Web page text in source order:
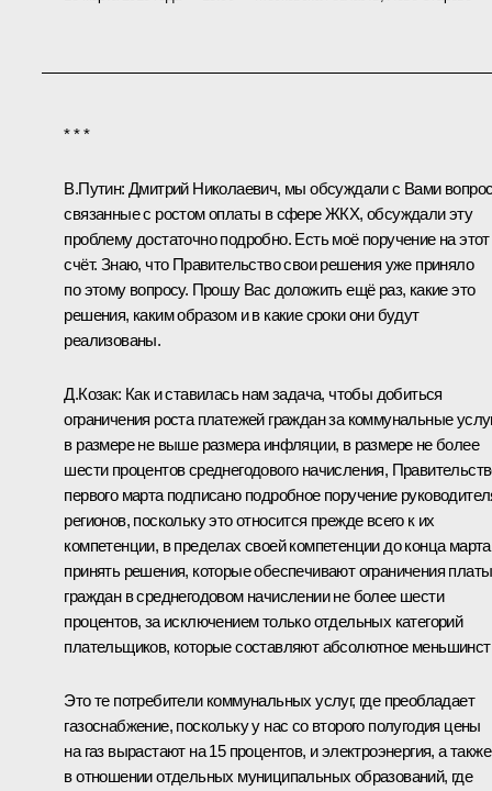
* * *
В.Путин: Дмитрий Николаевич, мы обсуждали с Вами
связанные с ростом оплаты в сфере ЖКХ, обсуждали эту
проблему достаточно подробно. Есть моё поручениена этот
счёт. Знаю, что Правительство свои решения уже приняло
по этому вопросу. Прошу Вас доложить ещё раз, какие это
решения, каким образом и в какие сроки они будут
реализованы.
Д.Козак: Как и ставилась нам задача, чтобы добиться
ограничения роста платежей граждан за коммунальные
в размере не выше размера инфляции, в размере не более
шести процентов среднегодового начисления,
первого марта подписано подробное поручение
регионов, поскольку это относится прежде всего к их
компетенции, в пределах своей компетенции до конца марта
принять решения, которые обеспечивают ограничения платы
граждан в среднегодовом начислении не более шести
процентов, за исключением только отдельных категорий
плательщиков, которые составляют абсолютное
Это те потребители коммунальных услуг, где преобладает
газоснабжение, поскольку у нас со второго полугодия цены
на газ вырастают на 15 процентов, и электроэнергия, а также
в отношении отдельных муниципальных образований, где